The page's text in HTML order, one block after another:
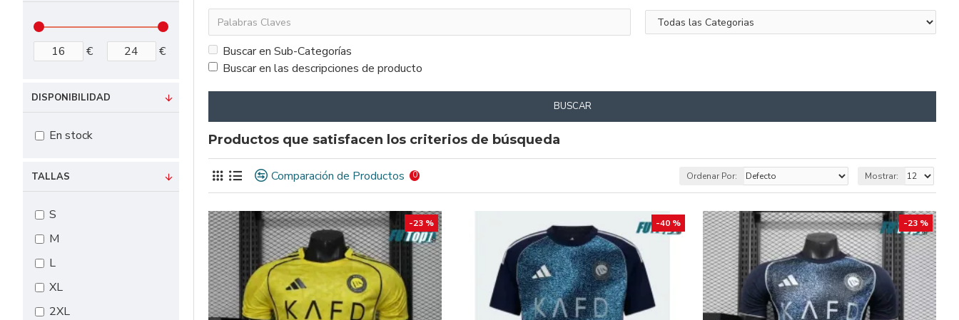
€ €
TALLAS
S
M
L
XL
2XL
DISPONIBILIDAD
En stock
Buscar en Sub-Categorías
Buscar en las descripciones de producto
BUSCAR
Productos que satisfacen los criterios de búsqueda
Comparación de Productos 0 Ordenar Por: Mostrar:
-23 % -40 % -23 %